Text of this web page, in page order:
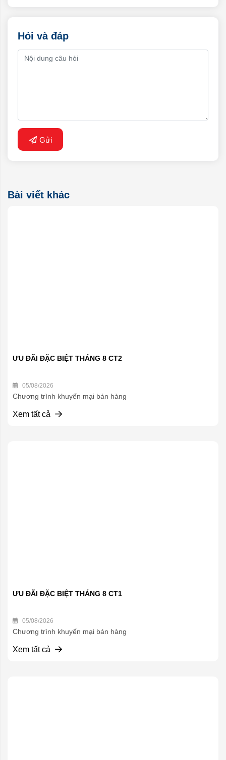
Hỏi và đáp
Gửi
Bài viết khác
ƯU ĐÃI ĐẶC BIỆT THÁNG 8 CT2
05/08/2026
Chương trình khuyến mại bán hàng
Xem tất cả
ƯU ĐÃI ĐẶC BIỆT THÁNG 8 CT1
05/08/2026
Chương trình khuyến mại bán hàng
Xem tất cả